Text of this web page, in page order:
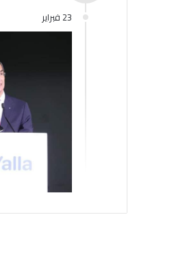
23 فبراير